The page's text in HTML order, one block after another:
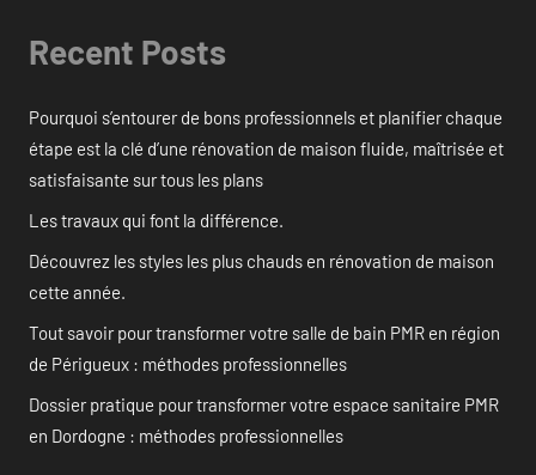
Recent Posts
Pourquoi s’entourer de bons professionnels et planifier chaque
étape est la clé d’une rénovation de maison fluide, maîtrisée et
satisfaisante sur tous les plans
Les travaux qui font la différence.
Découvrez les styles les plus chauds en rénovation de maison
cette année.
Tout savoir pour transformer votre salle de bain PMR en région
de Périgueux : méthodes professionnelles
Dossier pratique pour transformer votre espace sanitaire PMR
en Dordogne : méthodes professionnelles